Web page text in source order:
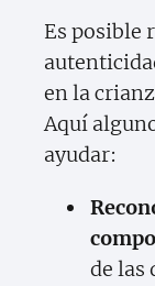
Es posible
en la
Aquí
ayudar:
de las